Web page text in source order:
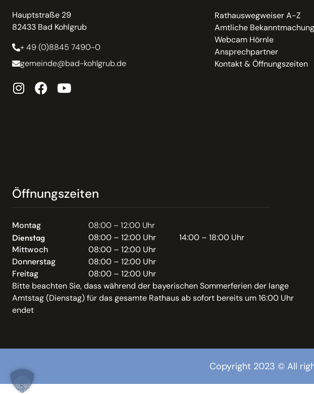
Hauptstraße 29
82433 Bad Kohlgrub
+ 49 (0)8845 7490-0
gemeinde@bad-kohlgrub.de
Rathauswegweiser A-Z
Amtliche
Webcam Hörnle
Ansprechpartner
Kontakt & Öffnungszeiten
Öffnungszeiten
Montag 08:00 – 12:00 Uhr
Dienstag 08:00 – 12:00 Uhr
14:00 – 18:00 Uhr
Mittwoch
08:00 – 12:00 Uhr
Donnerstag
08:00 – 12:00 Uhr
Freitag
08:00 – 12:00 Uhr
Bitte beachten Sie, dass während der bayerischen Sommerferien der lange
Amtstag (Dienstag) für das gesamte Rathaus ab sofort bereits um 16:00 Uhr
endet
Copyright 2023 © All